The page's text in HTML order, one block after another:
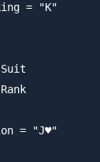
= "K"
= "J♥"